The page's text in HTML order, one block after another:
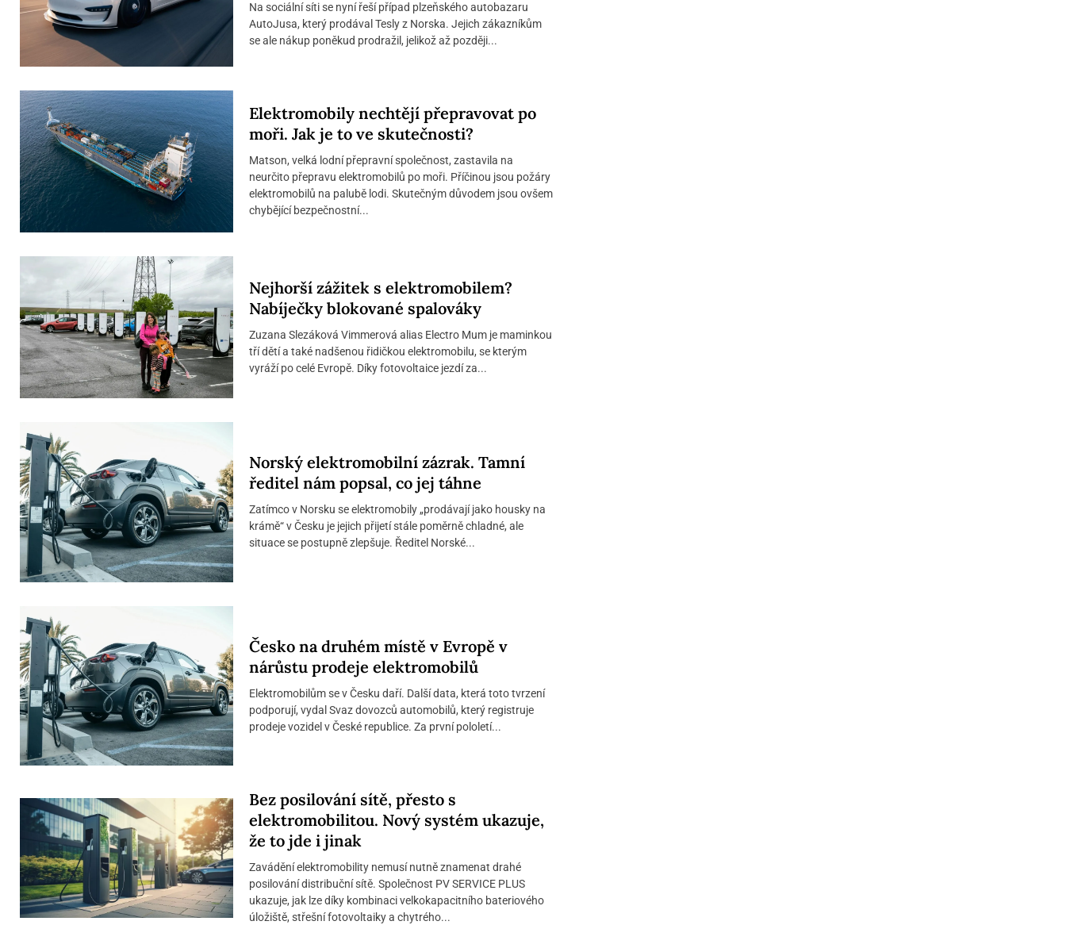
Na sociální síti se nyní řeší případ plzeňského autobazaru
AutoJusa, který prodával Tesly z Norska. Jejich zákazníkům
se ale nákup poněkud prodražil, jelikož až později...
Elektromobily nechtějí přepravovat po
moři. Jak je to ve skutečnosti?
Matson, velká lodní přepravní společnost, zastavila na
neurčito přepravu elektromobilů po moři. Příčinou jsou požáry
elektromobilů na palubě lodi. Skutečným důvodem jsou ovšem
chybějící bezpečnostní...
Nejhorší zážitek s elektromobilem?
Nabíječky blokované spalováky
Zuzana Slezáková Vimmerová alias Electro Mum je maminkou
tří dětí a také nadšenou řidičkou elektromobilu, se kterým
vyráží po celé Evropě. Díky fotovoltaice jezdí za...
Norský elektromobilní zázrak. Tamní
ředitel nám popsal, co jej táhne
Zatímco v Norsku se elektromobily „prodávají jako housky na
krámě“ v Česku je jejich přijetí stále poměrně chladné, ale
situace se postupně zlepšuje. Ředitel Norské...
Česko na druhém místě v Evropě v
nárůstu prodeje elektromobilů
Elektromobilům se v Česku daří. Další data, která toto tvrzení
podporují, vydal Svaz dovozců automobilů, který registruje
prodeje vozidel v České republice. Za první pololetí...
Bez posilování sítě, přesto s
elektromobilitou. Nový systém ukazuje,
že to jde i jinak
Zavádění elektromobility nemusí nutně znamenat drahé
posilování distribuční sítě. Společnost PV SERVICE PLUS
ukazuje, jak lze díky kombinaci velkokapacitního bateriového
úložiště, střešní fotovoltaiky a chytrého...